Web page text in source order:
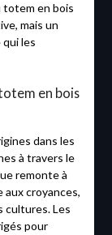
totem en bois
mais un
les
en bois
dans les
à travers le
remonte à
croyances,
cultures. Les
pour